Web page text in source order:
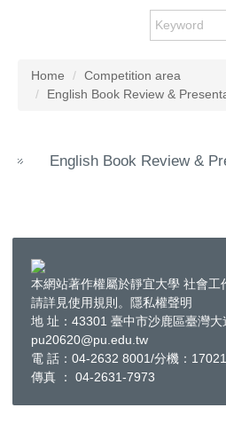
main
content
Home
Competition area
English Book Review &
English Book Review &
本網站著作權屬於靜宜大學 社會工
請詳見使用規則。隱私權聲明
地 址：43301 臺中市沙鹿區臺灣
pu20620@pu.edu.tw
電 話：04-2632 8001/分機：
傳真 ： 04-2631-7973